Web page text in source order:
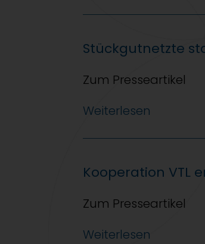
Stückgutnetzte
Zum Presseartikel
Weiterlesen
Kooperation VTL
Zum Presseartikel
Weiterlesen